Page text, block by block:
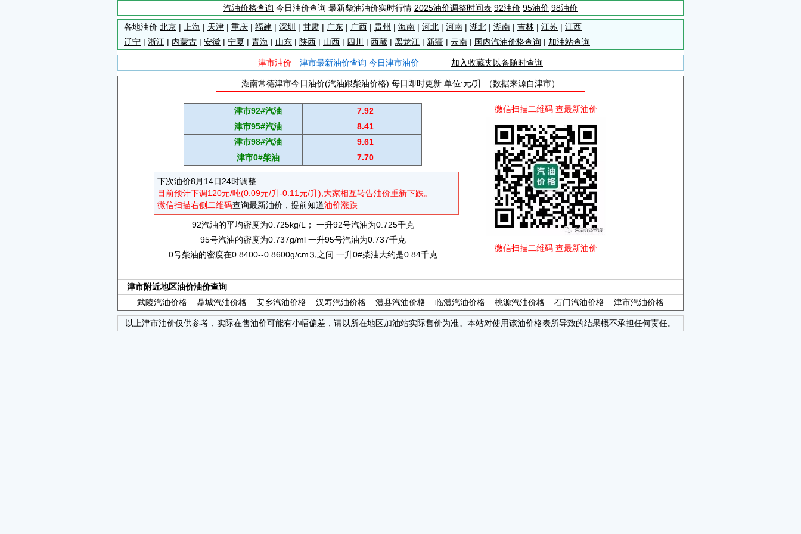
汽油价格查询 今日油价查询 最新柴油油价实时行情 2025油价调整时间表 92油价 95油价 98油价
各地油价 北京 | 上海 | 天津 | 重庆 | 福建 | 深圳 | 甘肃 | 广东 | 广西 | 贵州 | 海南 | 河北 | 河南 | 湖北 | 湖南 | 吉林 | 江苏 | 江西
辽宁 | 浙江 | 内蒙古 | 安徽 | 宁夏 | 青海 | 山东 | 陕西 | 山西 | 四川 | 西藏 | 黑龙江 | 新疆 | 云南 | 国内汽油价格查询 | 加油站查询
津市油价 津市最新油价查询 今日津市油价 加入收藏夹以备随时查询
湖南常德津市今日油价(汽油跟柴油价格) 每日即时更新 单位:元/升 （数据来源自津市）
津市92#汽油
7.92
津市95#汽油
8.41
津市98#汽油
9.61
津市0#柴油
7.70
下次油价8月14日24时调整
目前预计下调120元/吨(0.09元/升-0.11元/升),大家相互转告油价重新下跌。
微信扫描右侧二维码查询最新油价，提前知道油价涨跌
92汽油的平均密度为0.725kg/L； 一升92号汽油为0.725千克
95号汽油的密度为0.737g/ml 一升95号汽油为0.737千克
0号柴油的密度在0.8400--0.8600g/cm⒊之间 一升0#柴油大约是0.84千克
微信扫描二维码 查最新油价
微信扫描二维码 查最新油价
津市附近地区油价油价查询
武陵汽油价格
鼎城汽油价格 安乡汽油价格 汉寿汽油价格 澧县汽油价格 临澧汽油价格 桃源汽油价格 石门汽油价格 津市汽油价格
以上津市油价仅供参考，实际在售油价可能有小幅偏差，请以所在地区加油站实际售价为准。本站对使用该油价格表所导致的结果概不承担任何责任。